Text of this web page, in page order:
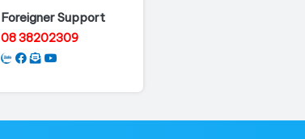
Foreigner Support
08 38202309